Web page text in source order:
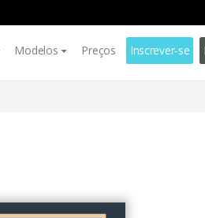
Modelos Preços Inscrever-se